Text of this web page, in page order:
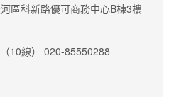
區科新路優可商務中心B棟3樓
10線） 020-85550288